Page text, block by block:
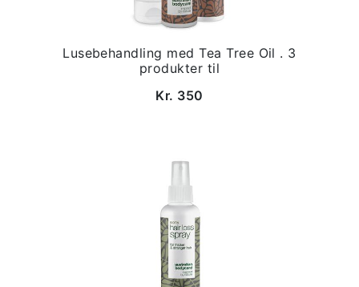
Lusebehandling med Tea Tree Oil . 3
produkter til
Kr. 350